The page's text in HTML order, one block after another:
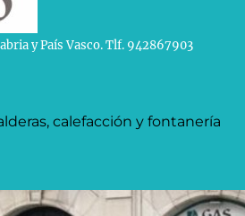
y País Vasco. Tlf. 942867903
calefacción y fontanería